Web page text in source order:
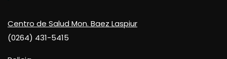
Centro de Salud Mon. Baez Laspiur
(0264) 431-5415